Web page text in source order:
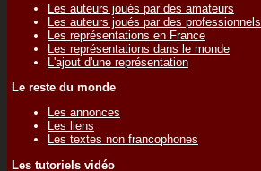
Les auteurs joués par des amateurs
Les auteurs joués par des professionnels
Les représentations en France
Les représentations dans le monde
L'ajout d'une représentation
Le reste du monde
Les annonces
Les liens
Les textes non francophones
Les tutoriels vidéo